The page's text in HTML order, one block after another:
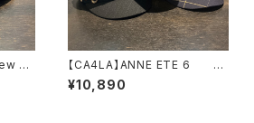
Le
ハ
【CA4LA】ANNE ETE 6
¥10,890